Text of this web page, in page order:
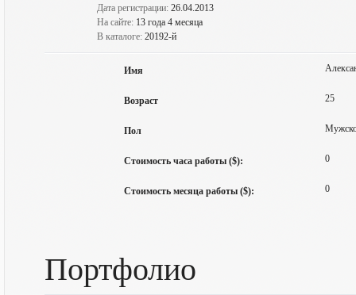
Дата регистрации: 26.04.2013
На сайте: 13 года 4 месяца
В каталоге: 20192-й
Имя
Возраст 25
Пол
Стоимость часа работы ($): 0
Стоимость месяца работы ($): 0
Портфолио